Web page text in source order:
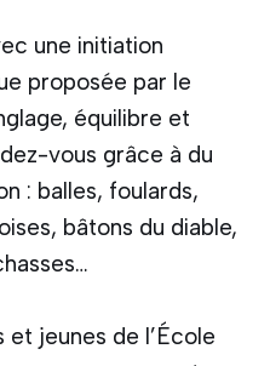
une initiation
proposée par le
équilibre et
vous grâce à du
: balles, foulards,
bâtons du diable,
jeunes de l’École